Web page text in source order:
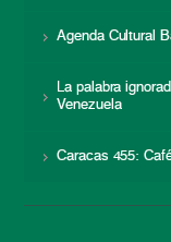
Agenda Cultural
La palabra
Venezuela
Caracas 455: